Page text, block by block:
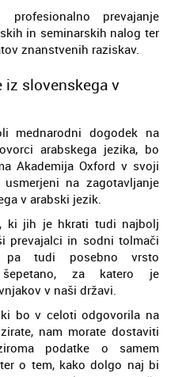
prevajanje
in seminarskih nalog ter
znanstvenih raziskav.
slovenskega v
mednarodni dogodek na
arabskega jezika, bo
Akademija Oxford v svoji
na zagotavljanje
v arabski jezik.
ki jih je hkrati tudi najbolj
prevajalci in sodni tolmači
pa tudi posebno vrsto
za katero je
v naši državi.
bo v celoti odgovorila na
nam morate dostaviti
podatke o samem
o tem, kako dolgo naj bi